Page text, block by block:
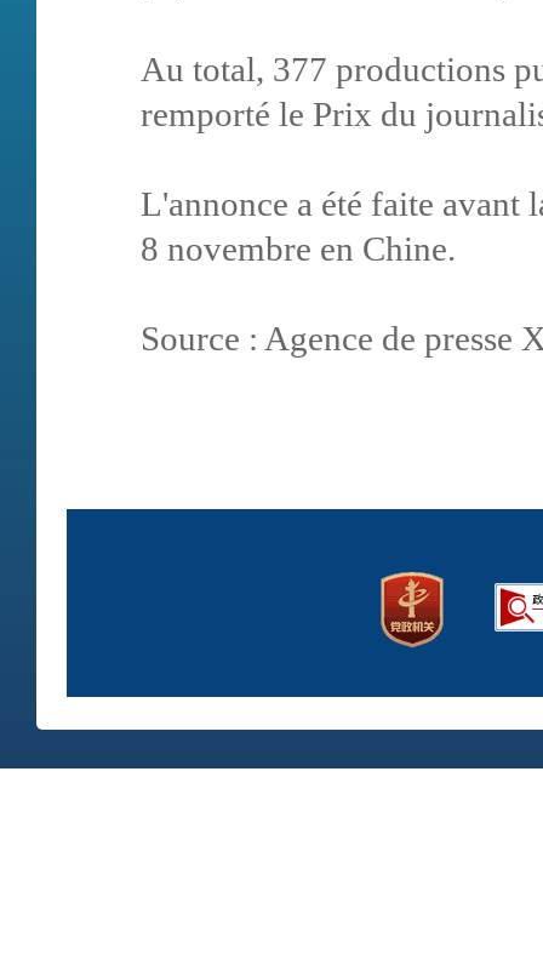
Au total, 377 productions
remporté le Prix du
L'annonce a été faite avant
8 novembre en Chine.
Source : Agence de presse